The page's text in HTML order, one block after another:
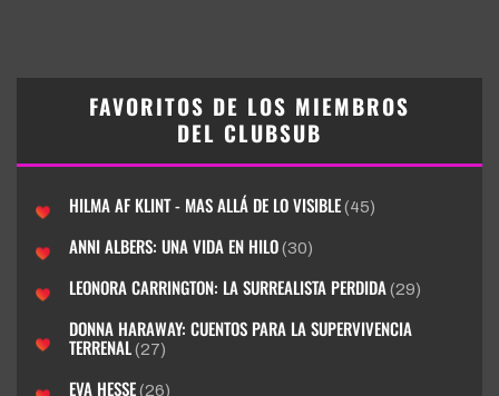
FAVORITOS DE LOS MIEMBROS
DEL CLUBSUB
HILMA AF KLINT - MAS ALLÁ DE LO VISIBLE(45)
ANNI ALBERS: UNA VIDA EN HILO(30)
LEONORA CARRINGTON: LA SURREALISTA PERDIDA(29)
DONNA HARAWAY: CUENTOS PARA LA SUPERVIVENCIA
TERRENAL(27)
EVA HESSE(26)